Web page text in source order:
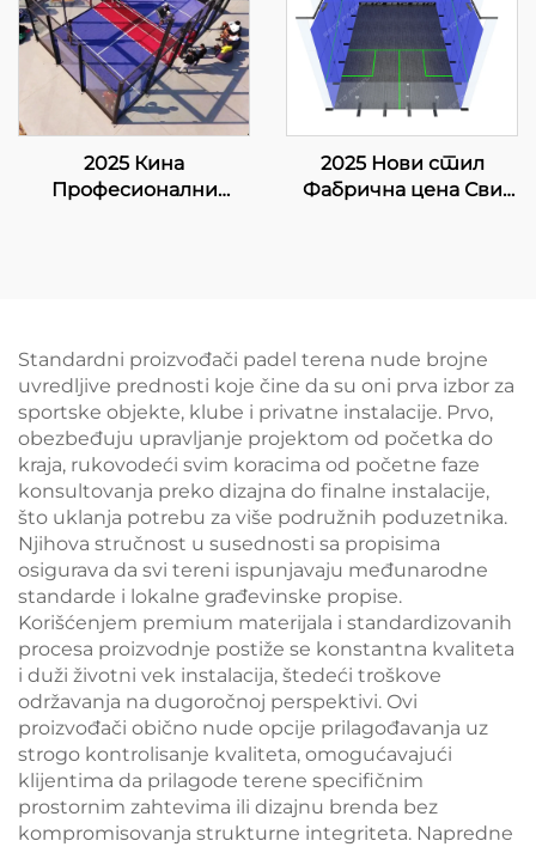
Падел Клуб 001-2
трибуни 003
2025 Кина
Професионални
за игру 005
2025 Нови стил
Фабрична цена Сви
Standardni proizvođači padel terena nude brojne
uvredljive prednosti koje čine da su oni prva izbor za
sportske objekte, klube i privatne instalacije. Prvo,
obezbeđuju upravljanje projektom od početka do
kraja, rukovodeći svim koracima od početne faze
konsultovanja preko dizajna do finalne instalacije,
što uklanja potrebu za više podružnih poduzetnika.
Njihova stručnost u susednosti sa propisima
osigurava da svi tereni ispunjavaju međunarodne
standarde i lokalne građevinske propise.
Korišćenjem premium materijala i standardizovanih
procesa proizvodnje postiže se konstantna kvaliteta
i duži životni vek instalacija, štedeći troškove
održavanja na dugoročnoj perspektivi. Ovi
proizvođači obično nude opcije prilagođavanja uz
strogo kontrolisanje kvaliteta, omogućavajući
klijentima da prilagode terene specifičnim
prostornim zahtevima ili dizajnu brenda bez
kompromisovanja strukturne integriteta. Napredne